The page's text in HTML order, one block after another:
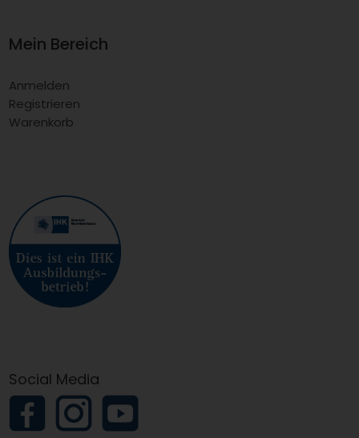
Mein Bereich
Anmelden
Registrieren
Warenkorb
Social Media